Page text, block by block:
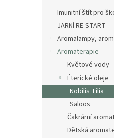
Imunitní štít pro
JARNÍ RE-START
Aromalampy,
Aromaterapie
Květové vody
Éterické oleje
Nobilis Tilia
Saloos
Čakrární
Dětská